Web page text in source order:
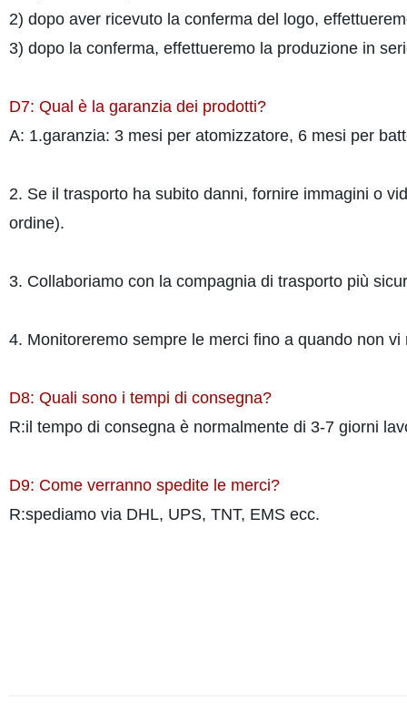
2) dopo aver ricevuto la conferma del logo,
3) dopo la conferma, effettueremo la produzione in
D7: Qual è la garanzia dei prodotti?
A: 1.garanzia: 3 mesi per atomizzatore, 6 mesi per
2. Se il trasporto ha subito danni, fornire immagini o
ordine).
3. Collaboriamo con la compagnia di trasporto più
4. Monitoreremo sempre le merci fino a quando non
D8: Quali sono i tempi di consegna?
R:il tempo di consegna è normalmente di 3-7 giorni
D9: Come verranno spedite le merci?
R:spediamo via DHL, UPS, TNT, EMS ecc.